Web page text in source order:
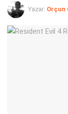
Yazar: Orçun